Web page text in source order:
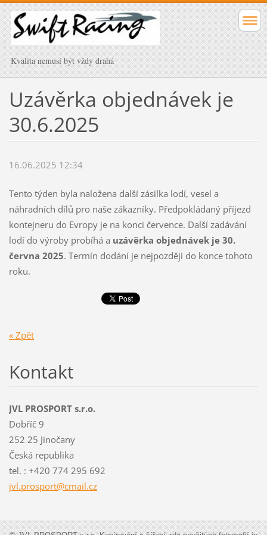
Kvalita nemusí být vždy drahá
Uzávěrka objednávek je
30.6.2025
16.06.2025 12:34
Tento týden byla naložena další zásilka lodí, vesel a
náhradních dílů pro naše zákazníky. Předpokládaný příjezd
kontejneru do Evropy je na konci července. Další zadávání
lodí do výroby probíhá a uzávěrka objednávek je 30.
června 2025. Termín dodání je nejpozději do konce tohoto
roku.
« Zpět
Kontakt
JVL PROSPORT s.r.o.
Dobříč 9
252 25 Jinočany
Česká republika
tel. : +420 774 295 692
jvl.prosport@cmail.cz